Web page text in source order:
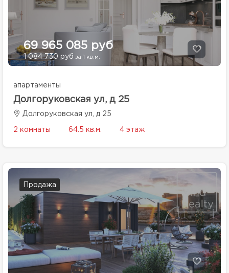
69 965 085 руб
1 084 730 руб за 1 кв.м.
апартаменты
Долгоруковская ул, д 25
Долгоруковская ул, д 25
2 комнаты 64.5 кв.м. 4 этаж
Продажа